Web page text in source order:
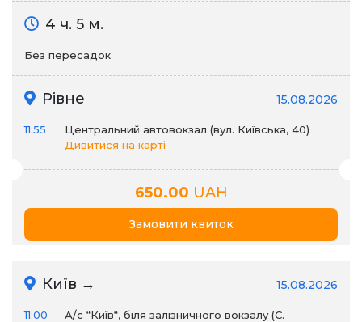
4 ч. 5 м.
Без пересадок
Рівне 15.08.2026
11:55
Центральний автовокзал (вул. Київська, 40)
Дивитися на карті
650.00 UAH
Замовити квиток
Київ → 15.08.2026
11:00
А/c “Київ“, біля залізничного вокзалу (С.